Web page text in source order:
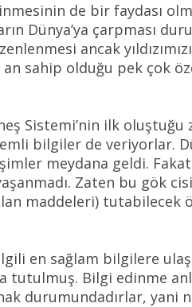
de bir faydası
Dünya’ya çarpması
ancak
sahip olduğu pek çok
Sistemi’nin ilk
bilgiler de veriyorlar.
meydana geldi.
Zaten bu gök
maddeleri) tutabilecek
en sağlam bilgilere
tutulmuş. Bilgi edinme
durumundadırlar, yani